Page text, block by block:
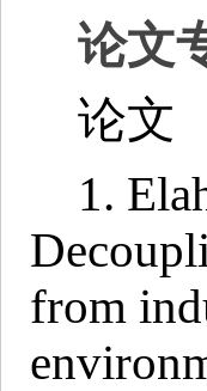
论文
论文
1.
from